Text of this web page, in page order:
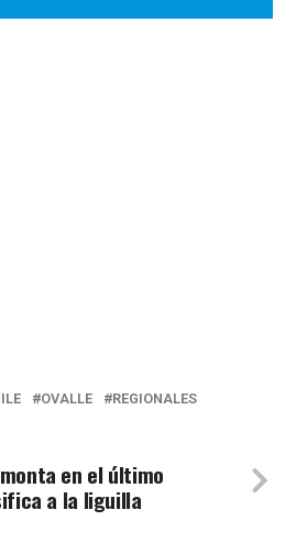
OVALLE REGIONALES
en el último
a la liguilla